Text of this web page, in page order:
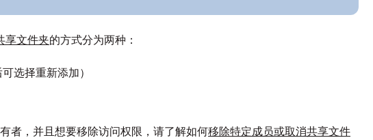
享文件夹的方式分为两种：
选择重新添加）
者，并且想要移除访问权限，请了解如何移除特定成员或取消共享文件